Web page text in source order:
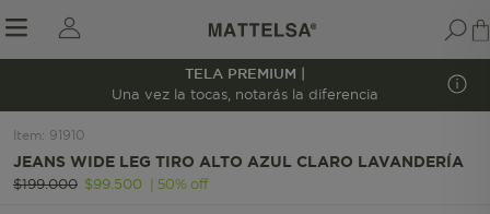
submenu
TELA PREMIUM |
Una vez la tocas, notarás la diferencia
Item: 91910
JEANS WIDE LEG TIRO ALTO AZUL CLARO LAVANDERÍA
$199.000 $99 500 | 50% off